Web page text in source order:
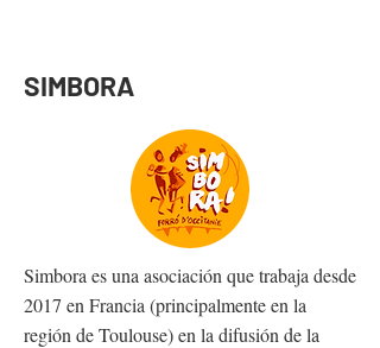
SIMBORA
Simbora es una asociación que trabaja desde
2017 en Francia (principalmente en la
región de Toulouse) en la difusión de la